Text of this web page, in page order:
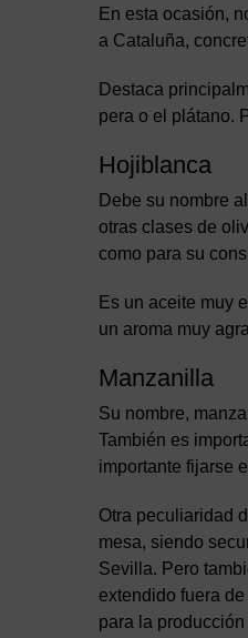
En esta ocasión,
a Cataluña,
Destaca
pera o el plátano.
Hojiblanca
Debe su nombre
otras clases de
como para su
Es un aceite muy
un aroma muy
Manzanilla
Su nombre,
También es
importante fijarse
Otra peculiaridad
mesa, siendo
Sevilla. Pero
extendido fuera
para la